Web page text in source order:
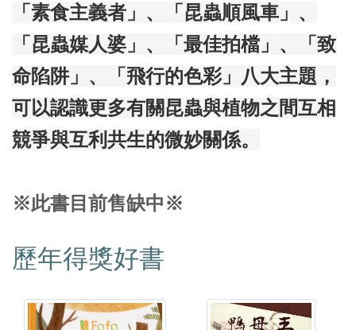
「素食主義者」、「昆蟲順風車」、
「昆蟲媒人婆」、「最佳拍檔」、「致
命陷阱」、「飛行的色彩」八大主題，
可以認識更多有關昆蟲與植物之間互相
競爭與互利共生的微妙關係。
※此書目前售缺中※
歷年得獎好書